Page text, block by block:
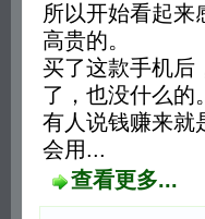
所以开始看起来
高贵的。
买了这款手机后
了，也没什么的。
有人说钱赚来就
会用...
查看更多...